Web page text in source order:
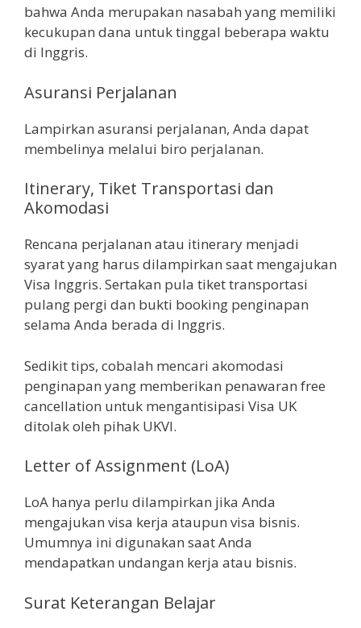
bahwa Anda merupakan nasabah yang memiliki
kecukupan dana untuk tinggal beberapa waktu
di Inggris.
Asuransi Perjalanan
Lampirkan asuransi perjalanan, Anda dapat
membelinya melalui biro perjalanan.
Itinerary, Tiket Transportasi dan
Akomodasi
Rencana perjalanan atau itinerary menjadi
syarat yang harus dilampirkan saat mengajukan
Visa Inggris. Sertakan pula tiket transportasi
pulang pergi dan bukti booking penginapan
selama Anda berada di Inggris.
Sedikit tips, cobalah mencari akomodasi
penginapan yang memberikan penawaran free
cancellation untuk mengantisipasi Visa UK
ditolak oleh pihak UKVI.
Letter of Assignment (LoA)
LoA hanya perlu dilampirkan jika Anda
mengajukan visa kerja ataupun visa bisnis.
Umumnya ini digunakan saat Anda
mendapatkan undangan kerja atau bisnis.
Surat Keterangan Belajar